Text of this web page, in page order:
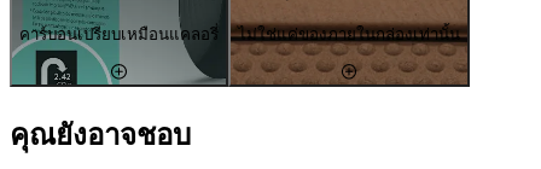
คาร์บอนเปรียบเหมือนแคลอรี่ ไม่ใช่แค่ของภายในกล่องเท่านั้น
คุณยังอาจชอบ